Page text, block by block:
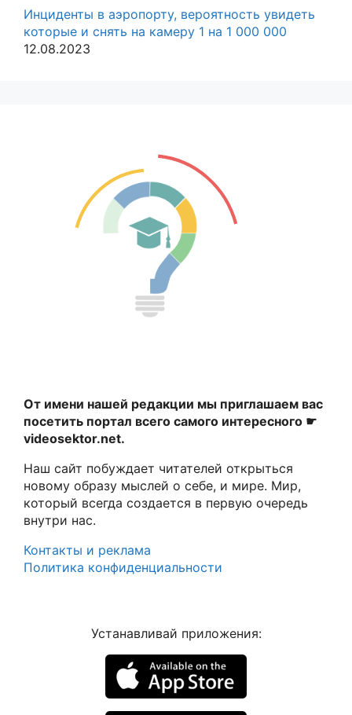
Инциденты в аэропорту, вероятность увидеть
которые и снять на камеру 1 на 1 000 000
12.08.2023
От имени нашей редакции мы приглашаем вас
посетить портал всего самого интересного ☛
videosektor.net.
Наш сайт побуждает читателей открыться
новому образу мыслей о себе, и мире. Мир,
который всегда создается в первую очередь
внутри нас.
Контакты и реклама
Политика конфиденциальности
Устанавливай приложения: